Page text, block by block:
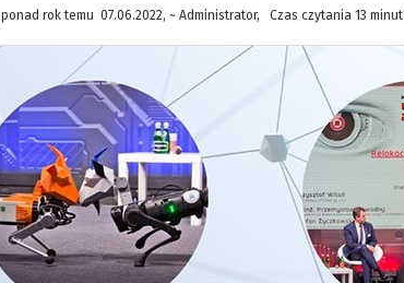
ponad rok temu 07.06.2022, ~ Administrator, Czas czytania 13 minut